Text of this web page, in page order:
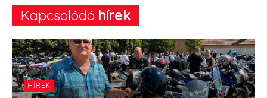
Kapcsolódó hírek
HÍREK